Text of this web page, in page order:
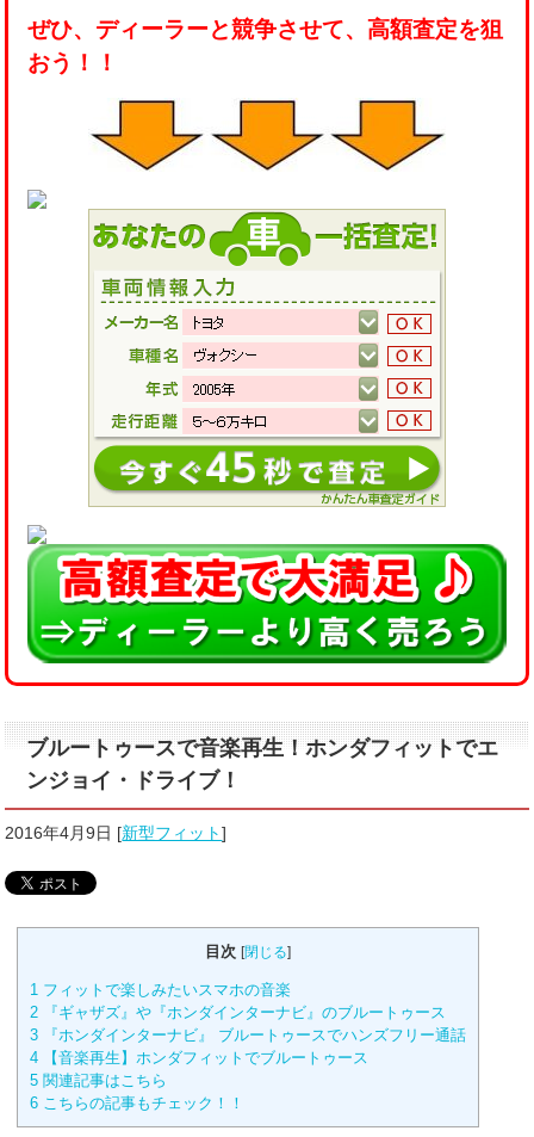
ぜひ、ディーラーと競争させて、高額査定を狙
おう！！
ブルートゥースで音楽再生！ホンダフィットでエ
ンジョイ・ドライブ！
2016年4月9日 [新型フィット]
目次 [閉じる]
1 フィットで楽しみたいスマホの音楽
2 『ギャザズ』や『ホンダインターナビ』のブルートゥース
3 『ホンダインターナビ』 ブルートゥースでハンズフリー通話
4 【音楽再生】ホンダフィットでブルートゥース
5 関連記事はこちら
6 こちらの記事もチェック！！